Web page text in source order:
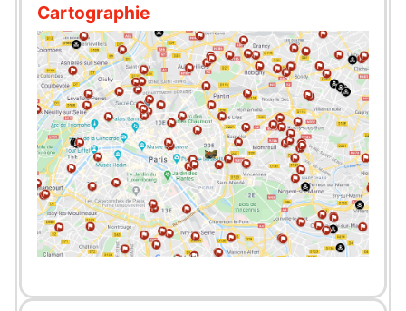
Cartographie